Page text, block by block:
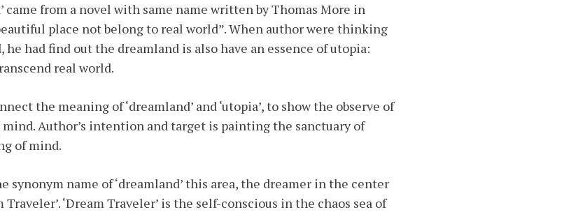
came from a novel with same name written by Thomas More in
beautiful place not belong to real world”. When author were thinking
he had find out the dreamland is also have an essence of utopia:
real world.
the meaning of ‘dreamland’ and ‘utopia’, to show the observe of
mind. Author’s intention and target is painting the sanctuary of
of mind.
synonym name of ‘dreamland’ this area, the dreamer in the center
‘Dream Traveler’ is the self-conscious in the chaos sea of